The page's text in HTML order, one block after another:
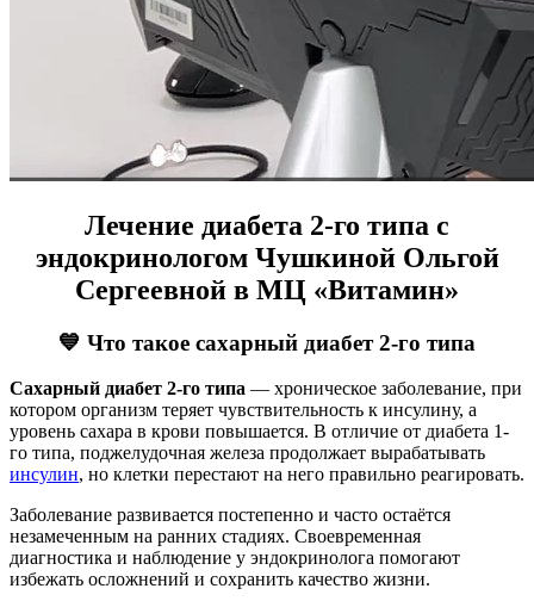
Лечение диабета 2-го типа с
эндокринологом Чушкиной Ольгой
Сергеевной в МЦ «Витамин»
💙 Что такое сахарный диабет 2-го типа
Сахарный диабет 2-го типа — хроническое заболевание, при
котором организм теряет чувствительность к инсулину, а
уровень сахара в крови повышается. В отличие от диабета 1-
го типа, поджелудочная железа продолжает вырабатывать
инсулин, но клетки перестают на него правильно реагировать.
Заболевание развивается постепенно и часто остаётся
незамеченным на ранних стадиях. Своевременная
диагностика и наблюдение у эндокринолога помогают
избежать осложнений и сохранить качество жизни.